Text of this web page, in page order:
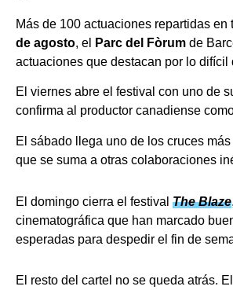
Más de 100 actuaciones repartidas
de agosto, el Parc del Fòrum de
actuaciones que destacan por lo
El viernes abre el festival con uno de
confirma al productor canadiense
El sábado llega uno de los cruces
que se suma a otras colaboraciones
El domingo cierra el festival The Blaze
cinematográfica que han marcado
esperadas para despedir el fin de
El resto del cartel no se queda atrás.